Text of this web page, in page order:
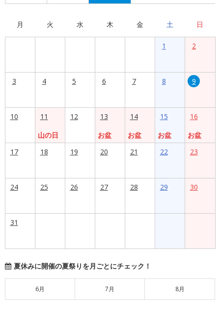
月 火 水 木 金 土 日
1 2
3 4 5 6 7 8 9
10
11
山の日
12
13
お盆
14
お盆
15
お盆
16
お盆
17
18 19 20 21 22 23
24 25 26 27 28 29 30
31
夏休みに開催の夏祭りを月ごとにチェック！
6月 7月 8月